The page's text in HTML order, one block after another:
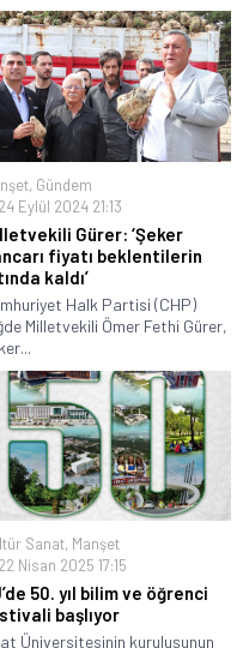
, Gündem
24 Eylül 2024 21:13
Gürer: ‘Şeker
fiyatı beklentilerin
kaldı’
Halk Partisi (CHP)
Milletvekili Ömer Fethi Gürer,
Sanat, Manşet
22 Nisan 2025 17:15
50. yıl bilim ve öğrenci
başlıyor
Üniversitesinin kuruluşunun